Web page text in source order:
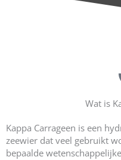
Wat is
Kappa Carrageen is een
zeewier dat veel gebruikt
bepaalde